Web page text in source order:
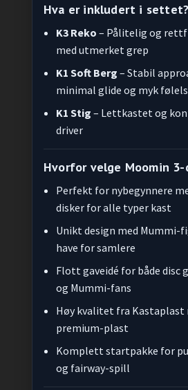
Hva er inkludert i settet?
K3 Reko – Pålitelig og
med utmerket grep
K1 Soft Berg – Stabil
minimal glide og myk
K1 Stig – Lettkastet og
driver
Hvorfor velge Moomin 3-
Perfekt for nybegynnere
disker for alle typer kast
Unikt design med Mummi-
have for samlere
Flott gaveidé for både
og Mummi-fans
Høy kvalitet fra
premium-plast
Komplett startpakke for
og fairway-spill